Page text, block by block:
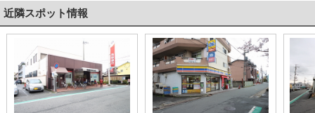
近隣スポット情報